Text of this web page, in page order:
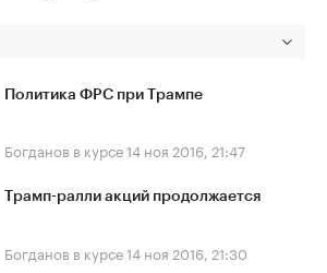
Политика ФРС при Трампе
Богданов в курсе14 ноя 2016, 21:47
Трамп-ралли акций продолжается
Богданов в курсе14 ноя 2016, 21:30